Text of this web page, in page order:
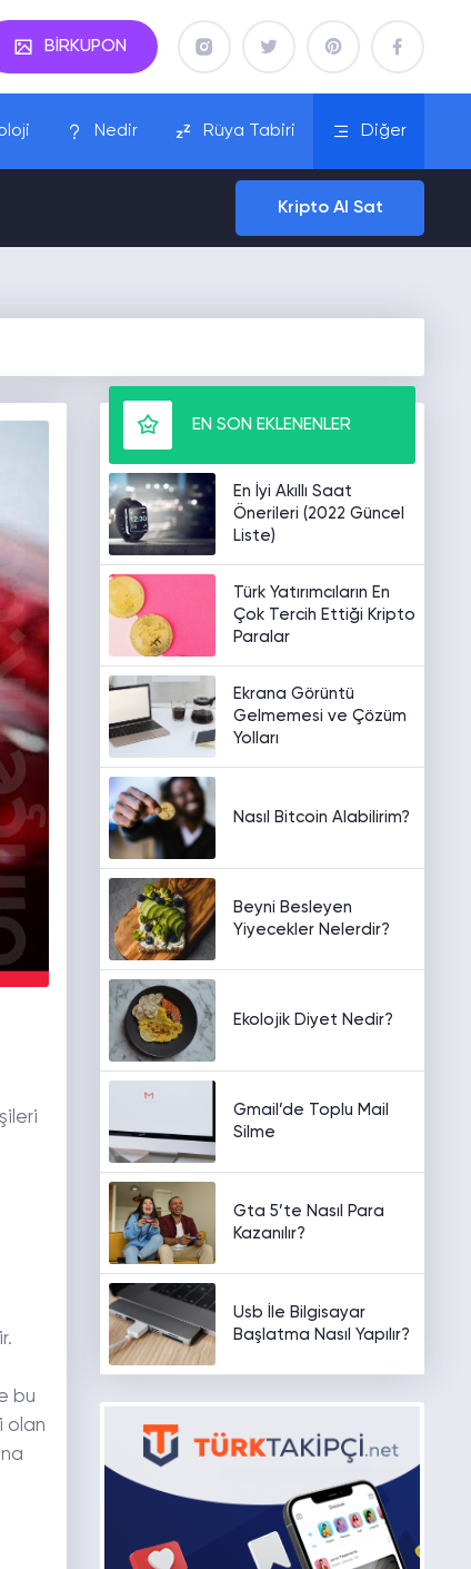
BİRKUPON
Nedir Rüya Tabiri Diğer
Kripto Al Sat
bu
olan
EN SON EKLENENLER
En İyi Akıllı Saat
Önerileri (2022 Güncel
Liste)
Türk Yatırımcıların En
Çok Tercih Ettiği Kripto
Paralar
Ekrana Görüntü
Gelmemesi ve Çözüm
Yolları
Nasıl Bitcoin Alabilirim?
Beyni Besleyen
Yiyecekler Nelerdir?
Ekolojik Diyet Nedir?
Gmail’de Toplu Mail
Silme
Gta 5’te Nasıl Para
Kazanılır?
Usb İle Bilgisayar
Başlatma Nasıl Yapılır?